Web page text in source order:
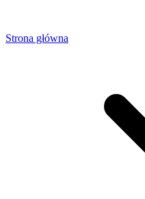
Strona główna